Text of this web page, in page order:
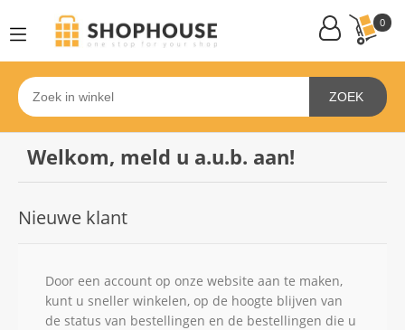
0
ZOEK
Welkom, meld u a.u.b. aan!
Nieuwe klant
Door een account op onze website aan te maken,
kunt u sneller winkelen, op de hoogte blijven van
de status van bestellingen en de bestellingen die u